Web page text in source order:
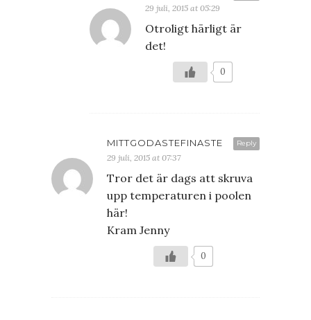
29 juli, 2015 at 05:29
Otroligt härligt är
det!
0
Reply
MITTGODASTEFINASTE
29 juli, 2015 at 07:37
Tror det är dags att skruva
upp temperaturen i poolen
här!
Kram Jenny
0